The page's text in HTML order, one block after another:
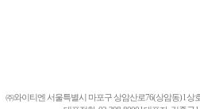
㈜와이티엔 서울특별시 마포구 상암산로76(상암동) l 상